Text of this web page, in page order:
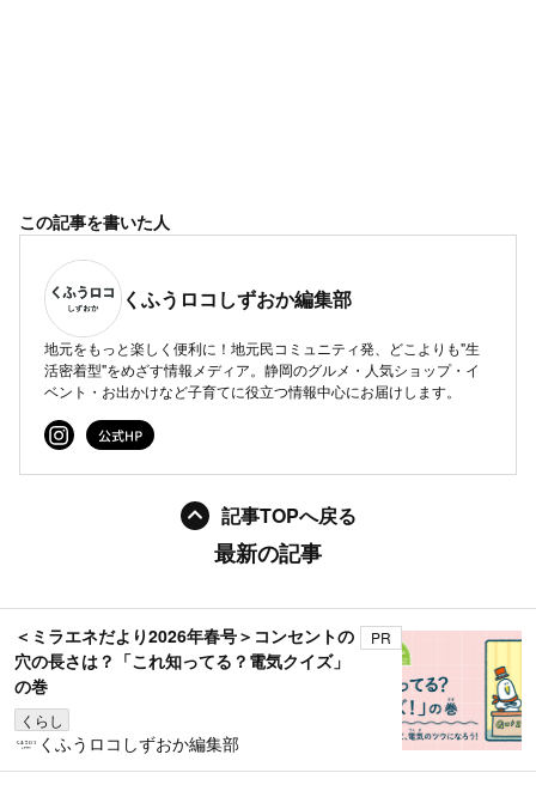
この記事を書いた人
くふうロコしずおか編集部
地元をもっと楽しく便利に！地元民コミュニティ発、どこよりも"生
活密着型"をめざす情報メディア。静岡のグルメ・人気ショップ・イ
ベント・お出かけなど子育てに役立つ情報中心にお届けします。
記事TOPへ戻る
最新の記事
＜ミラエネだより2026年春号＞コンセントの
穴の長さは？「これ知ってる？電気クイズ」
の巻
くらし
PR
くふうロコしずおか編集部